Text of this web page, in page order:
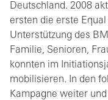
Deutschland. 2008
ersten die erste
Unterstützung des
Familie, Senioren,
konnten im
mobilisieren. In den
Kampagne weiter